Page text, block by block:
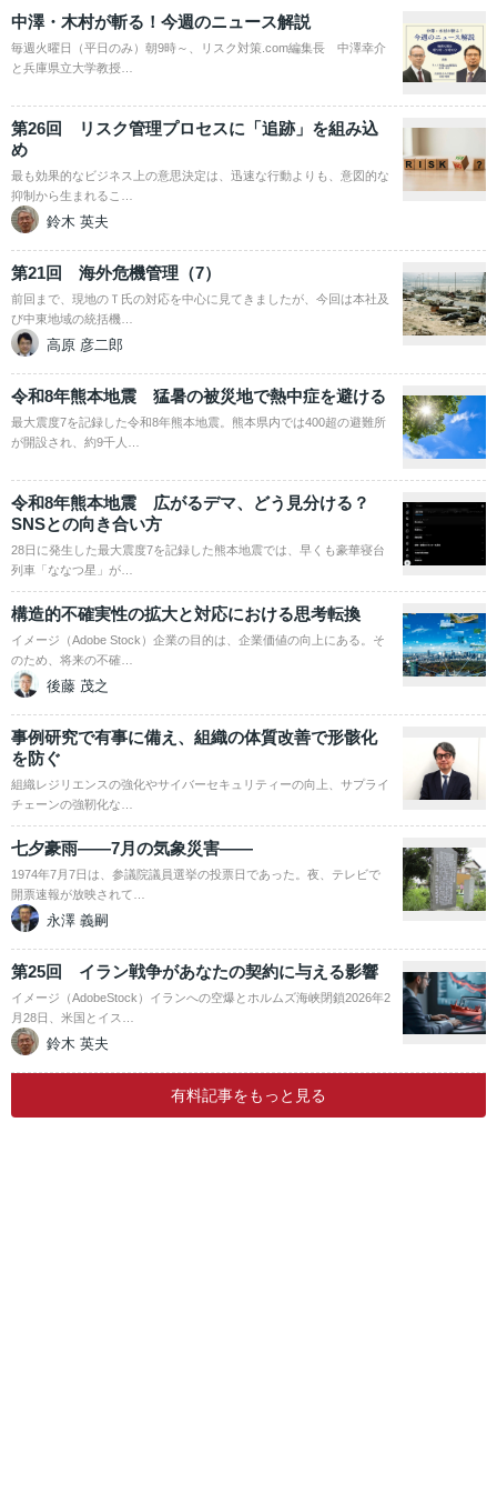
中澤・木村が斬る！今週のニュース解説
毎週火曜日（平日のみ）朝9時～、リスク対策.com編集長 中澤幸介
と兵庫県立大学教授…
第26回 リスク管理プロセスに「追跡」を組み込
め
最も効果的なビジネス上の意思決定は、迅速な行動よりも、意図的な
抑制から生まれるこ…
鈴木 英夫
第21回 海外危機管理（7）
前回まで、現地のＴ氏の対応を中心に見てきましたが、今回は本社及
び中東地域の統括機…
高原 彦二郎
令和8年熊本地震 猛暑の被災地で熱中症を避ける
最大震度7を記録した令和8年熊本地震。熊本県内では400超の避難所
が開設され、約9千人…
令和8年熊本地震 広がるデマ、どう見分ける？
SNSとの向き合い方
28日に発生した最大震度7を記録した熊本地震では、早くも豪華寝台
列車「ななつ星」が…
構造的不確実性の拡大と対応における思考転換
イメージ（Adobe Stock）企業の目的は、企業価値の向上にある。そ
のため、将来の不確…
後藤 茂之
事例研究で有事に備え、組織の体質改善で形骸化
を防ぐ
組織レジリエンスの強化やサイバーセキュリティーの向上、サプライ
チェーンの強靭化な…
七夕豪雨――7月の気象災害――
1974年7月7日は、参議院議員選挙の投票日であった。夜、テレビで
開票速報が放映されて…
永澤 義嗣
第25回 イラン戦争があなたの契約に与える影響
イメージ（AdobeStock）イランへの空爆とホルムズ海峡閉鎖2026年2
月28日、米国とイス…
鈴木 英夫
有料記事をもっと見る